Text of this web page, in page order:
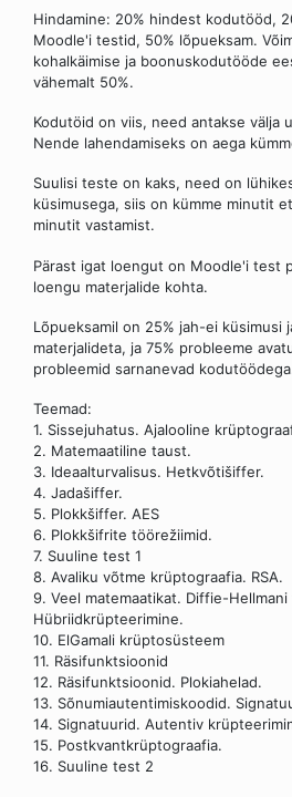
Hindamine: 20% hindest kodutööd,
Moodle'i testid, 50% lõpueksam.
kohalkäimise ja boonuskodutööde
vähemalt 50%.
Kodutöid on viis, need antakse välja
Nende lahendamiseks on aega
Suulisi teste on kaks, need on
küsimusega, siis on kümme minutit
minutit vastamist.
Pärast igat loengut on Moodle'i test
loengu materjalide kohta.
Lõpueksamil on 25% jah-ei küsimusi
materjalideta, ja 75% probleeme
probleemid sarnanevad
Teemad:
1. Sissejuhatus. Ajalooline
2. Matemaatiline taust.
3. Ideaalturvalisus. Hetkvõtišiffer.
4. Jadašiffer.
5. Plokkšiffer. AES
6. Plokkšifrite töörežiimid.
7. Suuline test 1
8. Avaliku võtme krüptograafia. RSA.
9. Veel matemaatikat. Diffie-
Hübriidkrüpteerimine.
10. ElGamali krüptosüsteem
11. Räsifunktsioonid
12. Räsifunktsioonid. Plokiahelad.
13. Sõnumiautentimiskoodid.
14. Signatuurid. Autentiv
15. Postkvantkrüptograafia.
16. Suuline test 2